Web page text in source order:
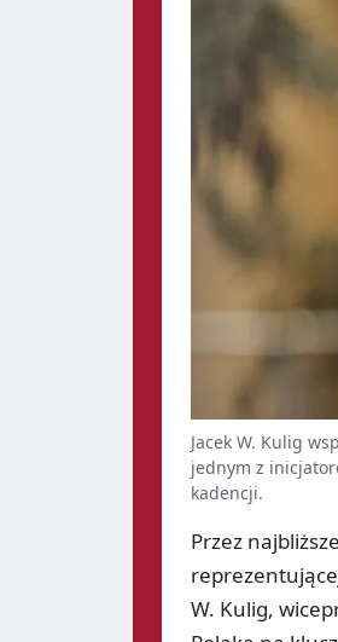
Jacek W. Kulig
jednym z
kadencji.
Przez
W. Kulig,